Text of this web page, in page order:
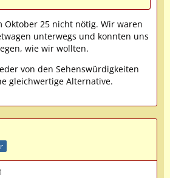
Oktober 25 nicht nötig. Wir waren
unterwegs und konnten uns
wie wir wollten.
von den Sehenswürdigkeiten
gleichwertige Alternative.